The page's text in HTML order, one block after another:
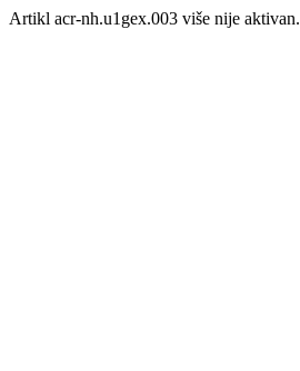
Artikl acr-nh.u1gex.003 više nije aktivan.